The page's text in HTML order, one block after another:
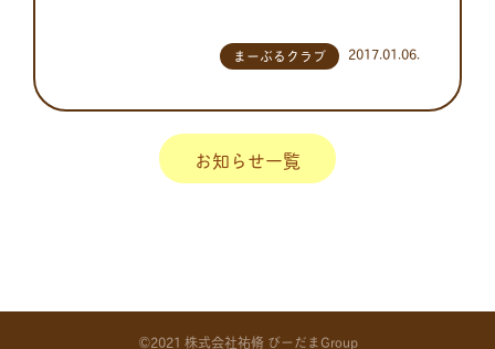
2017.01.06.
まーぶるクラブ
お知らせ一覧
©2021 株式会社祐脩 びーだまGroup